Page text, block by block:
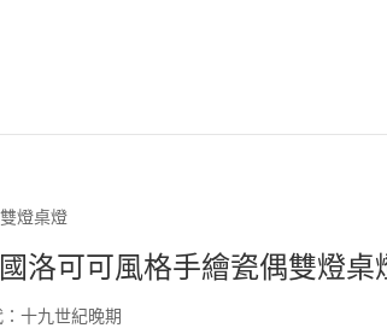
燈桌燈
洛可可風格手繪瓷偶雙燈桌
十九世紀晚期